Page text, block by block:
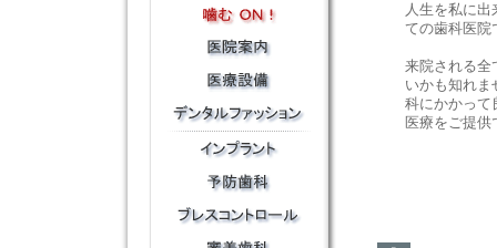
人生を私に
ての歯科医院
来院される全
いかも知れま
科にかかって
医療をご提